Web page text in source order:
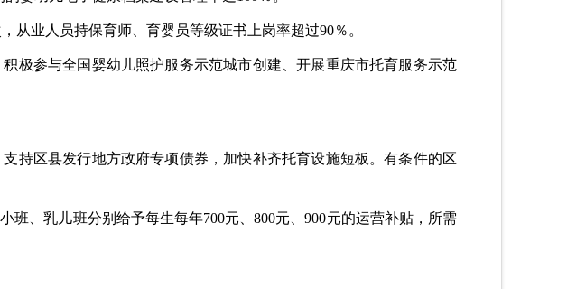
从业人员持保育师、育婴员等级证书上岗率超过90％。
极参与全国婴幼儿照护服务示范城市创建、开展重庆市托育服务示范
持区县发行地方政府专项债券，加快补齐托育设施短板。有条件的区
、乳儿班分别给予每生每年700元、800元、900元的运营补贴，所需